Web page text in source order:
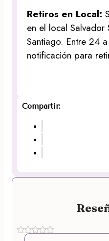
Retiros en Local:
en el local Salvador
Santiago. Entre 24
notificación para
Compartir: